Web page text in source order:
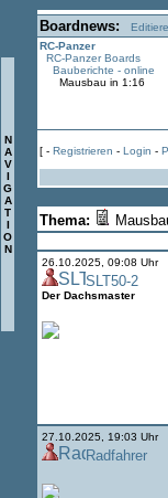
N
A
V
I
G
A
T
I
O
N
Boardnews:
RC-Panzer
RC-Panzer Boards
Bauberichte - online
Mausbau in 1:16
[ - Registrieren - Login -
Thema:
26.10.2025, 09:08 Uhr
SLT50-2
Der Dachsmaster
27.10.2025, 19:03 Uhr
Radfahrer